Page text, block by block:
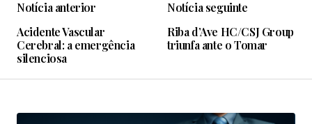
Notícia anterior
Acidente Vascular
Cerebral: a emergência
silenciosa
Notícia seguinte
Riba d’Ave HC/CSJ Group
triunfa ante o Tomar